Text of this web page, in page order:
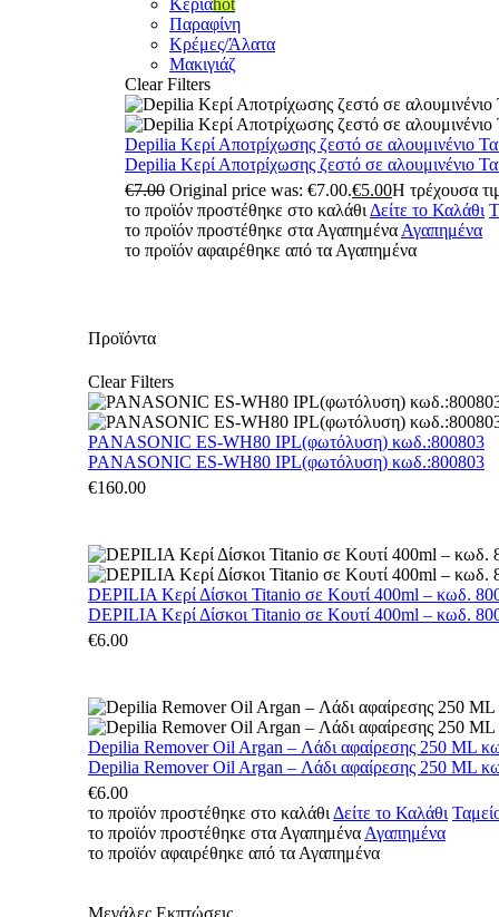
Κεριάhot
Παραφίνη
Κρέμες/Άλατα
Μακιγιάζ
Clear Filters
Depilia Κερί Αποτρίχωσης ζεστό σε αλουμινένιο
Depilia Κερί Αποτρίχωσης ζεστό σε αλουμινένιο
€7.00 Original price was: €7.00.€5.00Η τρέχουσα
το προϊόν προστέθηκε στο καλάθι Δείτε το Καλάθι
το προϊόν προστέθηκε στα Αγαπημένα Αγαπημένα
το προϊόν αφαιρέθηκε από τα Αγαπημένα
Προϊόντα
Clear Filters
PANASONIC ES-WH80 IPL(φωτόλυση) κωδ.:800803
PANASONIC ES-WH80 IPL(φωτόλυση) κωδ.:800803
€160.00
DEPILIA Κερί Δίσκοι Titanio σε Κουτί 400ml – κωδ.
DEPILIA Κερί Δίσκοι Titanio σε Κουτί 400ml – κωδ.
€6.00
Depilia Remover Oil Argan – Λάδι αφαίρεσης 250 ML
Depilia Remover Oil Argan – Λάδι αφαίρεσης 250 ML
€6.00
το προϊόν προστέθηκε στο καλάθι Δείτε το Καλάθι
το προϊόν προστέθηκε στα Αγαπημένα Αγαπημένα
το προϊόν αφαιρέθηκε από τα Αγαπημένα
Μεγάλες Εκπτώσεις